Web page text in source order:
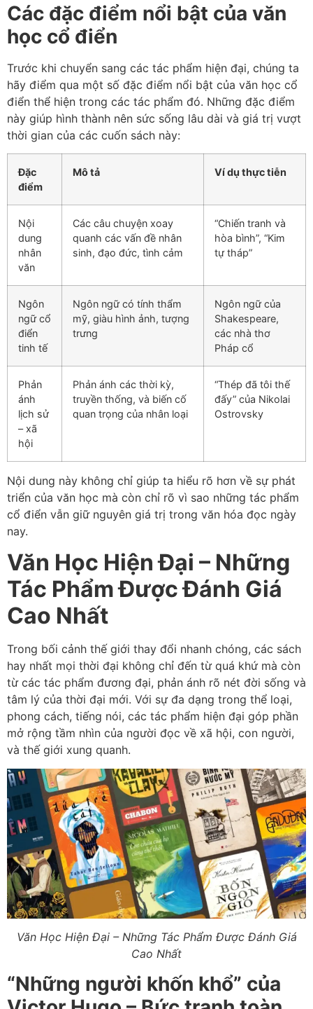
Các đặc điểm nổi bật của văn
học cổ điển
Trước khi chuyển sang các tác phẩm hiện đại, chúng ta
hãy điểm qua một số đặc điểm nổi bật của văn học cổ
điển thể hiện trong các tác phẩm đó. Những đặc điểm
này giúp hình thành nên sức sống lâu dài và giá trị vượt
thời gian của các cuốn sách này:
Đặc
điểm
Mô tả Ví dụ thực tiễn
Nội
dung
nhân
văn
Các câu chuyện xoay
quanh các vấn đề nhân
sinh, đạo đức, tình cảm
“Chiến tranh và
hòa bình”, “Kim
tự tháp”
Ngôn
ngữ cổ
điển
tinh tế
Ngôn ngữ có tính thẩm
mỹ, giàu hình ảnh, tượng
trưng
Ngôn ngữ của
Shakespeare,
các nhà thơ
Pháp cổ
Phản
ánh
lịch sử
– xã
hội
Phản ánh các thời kỳ,
truyền thống, và biến cố
quan trọng của nhân loại
“Thép đã tôi thế
đấy” của Nikolai
Ostrovsky
Nội dung này không chỉ giúp ta hiểu rõ hơn về sự phát
triển của văn học mà còn chỉ rõ vì sao những tác phẩm
cổ điển vẫn giữ nguyên giá trị trong văn hóa đọc ngày
nay.
Văn Học Hiện Đại – Những
Tác Phẩm Được Đánh Giá
Cao Nhất
Trong bối cảnh thế giới thay đổi nhanh chóng, các sách
hay nhất mọi thời đại không chỉ đến từ quá khứ mà còn
từ các tác phẩm đương đại, phản ánh rõ nét đời sống và
tâm lý của thời đại mới. Với sự đa dạng trong thể loại,
phong cách, tiếng nói, các tác phẩm hiện đại góp phần
mở rộng tầm nhìn của người đọc về xã hội, con người,
và thế giới xung quanh.
Văn Học Hiện Đại – Những Tác Phẩm Được Đánh Giá
Cao Nhất
“Những người khốn khổ” của